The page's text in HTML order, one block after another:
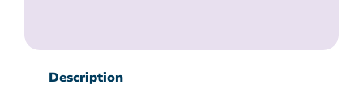
Description